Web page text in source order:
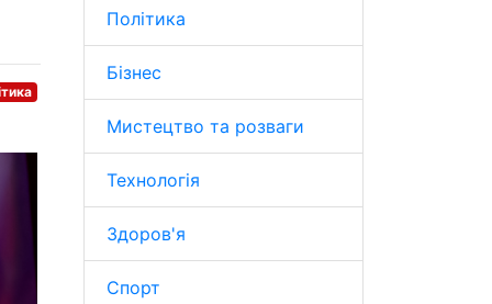
Політика
Бізнес
Мистецтво та розваги
Технологія
Здоров'я
Спорт